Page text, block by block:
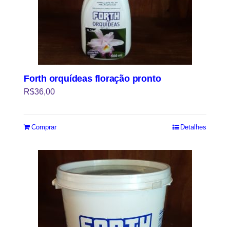
Forth orquídeas floração pronto
R$36,00
Comprar Detalhes